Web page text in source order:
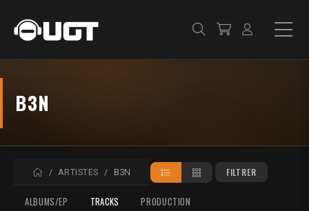
B3N
ACCUEIL
ARTISTES B3N FILTRER
ALBUMS/EP TRACKS PRODUCTION